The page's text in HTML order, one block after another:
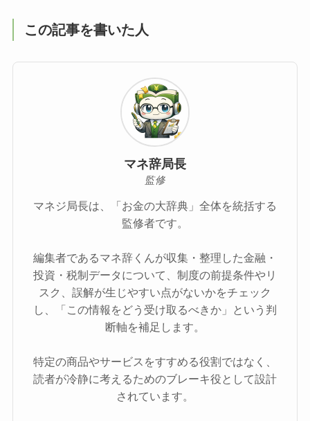
この記事を書いた人
マネ辞局長
監修
マネジ局長は、「お金の大辞典」全体を統括する
監修者です。
編集者であるマネ辞くんが収集・整理した金融・
投資・税制データについて、制度の前提条件やリ
スク、誤解が生じやすい点がないかをチェック
し、「この情報をどう受け取るべきか」という判
断軸を補足します。
特定の商品やサービスをすすめる役割ではなく、
読者が冷静に考えるためのブレーキ役として設計
されています。